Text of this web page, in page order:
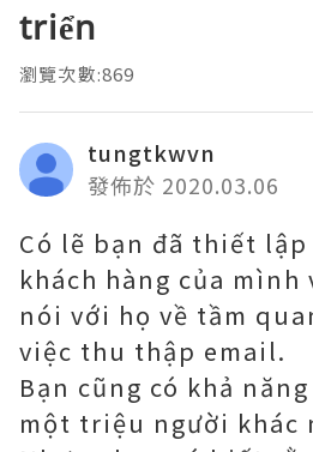
triển
瀏覽次數:869
tungtkwvn
發佈於 2020.03.06
Có lẽ bạn đã thiết lập
khách hàng của mình
nói với họ về tầm
việc thu thập email.
Bạn cũng có khả
một triệu người khác